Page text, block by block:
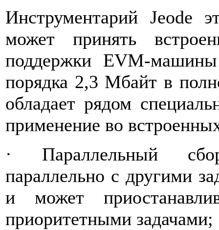
Инструментарий Jeode
может принять
поддержки EVM-
порядка 2,3 Мбайт в
обладает рядом
применение во
· Параллельный
параллельно с другими
и может
приоритетными задачами;